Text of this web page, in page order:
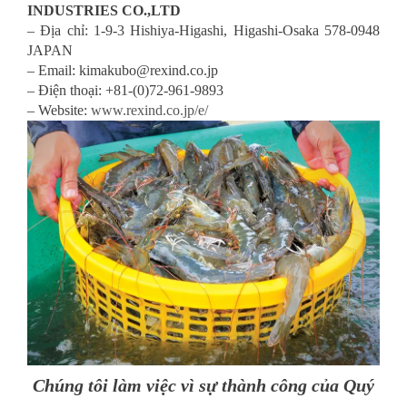
INDUSTRIES CO.,LTD
– Địa chỉ: 1-9-3 Hishiya-Higashi, Higashi-Osaka 578-0948
JAPAN
– Email: kimakubo@rexind.co.jp
– Điện thoại: +81-(0)72-961-9893
– Website: www.rexind.co.jp/e/
Chúng tôi làm việc vì sự thành công của Quý